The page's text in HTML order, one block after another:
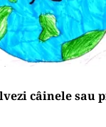
câinele sau